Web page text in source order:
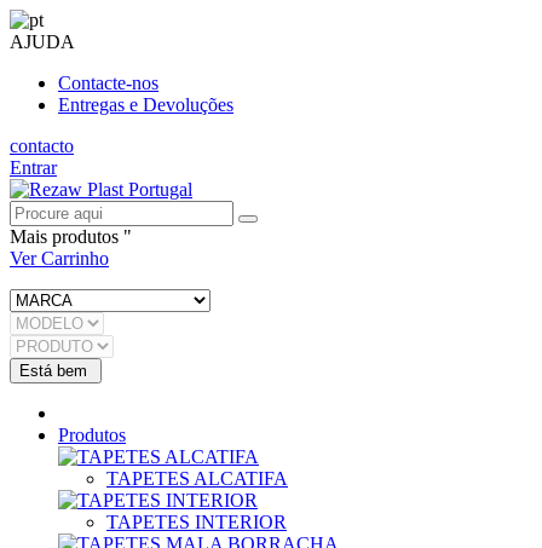
AJUDA
Contacte-nos
Entregas e Devoluções
contacto
Entrar
Mais produtos "
Ver Carrinho
Produtos
TAPETES ALCATIFA
TAPETES INTERIOR